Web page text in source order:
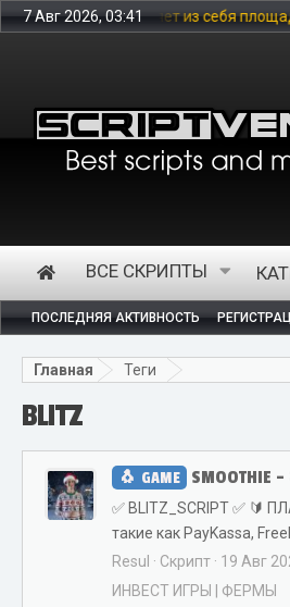
7 Авг 2026, 03:41
площадку, на которой любой
ВСЕ СКРИПТЫ
ПОСЛЕДНЯЯ АКТИВНОСТЬ
Главная Теги
BLITZ
GAME
✅ BLITZ_SCRIPT ✅ 🔰
такие как PayKassa,
Resul
Скрипт 19 Авг
ИНВЕСТ ИГРЫ | ФЕРМЫ